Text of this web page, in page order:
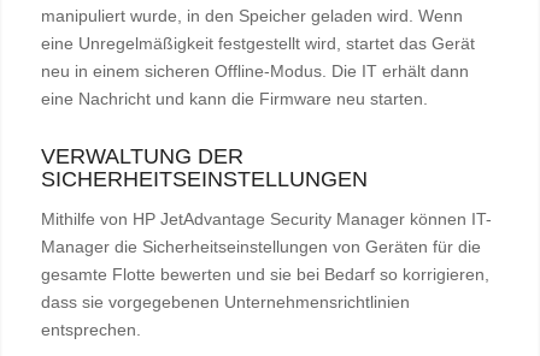
manipuliert wurde, in den Speicher geladen wird. Wenn
eine Unregelmäßigkeit festgestellt wird, startet das Gerät
neu in einem sicheren Offline-Modus. Die IT erhält dann
eine Nachricht und kann die Firmware neu starten.
VERWALTUNG DER
SICHERHEITSEINSTELLUNGEN
Mithilfe von HP JetAdvantage Security Manager können IT-
Manager die Sicherheitseinstellungen von Geräten für die
gesamte Flotte bewerten und sie bei Bedarf so korrigieren,
dass sie vorgegebenen Unternehmensrichtlinien
entsprechen.